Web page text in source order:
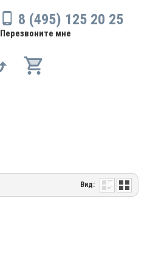
8 (495) 125 20 25
Перезвоните мне
Вид: